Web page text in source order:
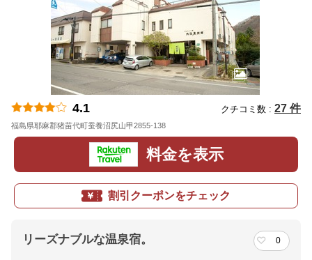
4.1 クチコミ数 : 27 件
福島県耶麻郡猪苗代町蚕養沼尻山甲2855-138
料金を表示
割引クーポンをチェック
リーズナブルな温泉宿。 0